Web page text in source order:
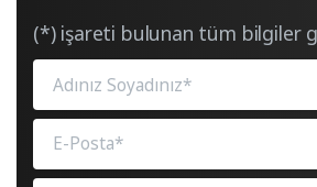
(*) işareti bulunan tüm bilgiler